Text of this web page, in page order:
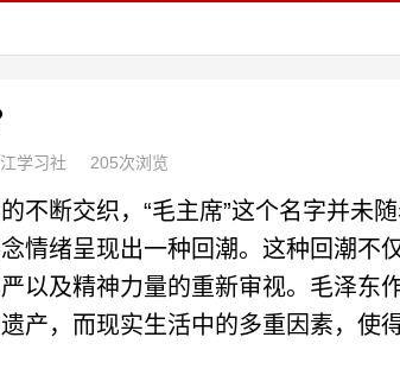
学习社 205次浏览
断交织，“毛主席”这个名字并未
情绪呈现出一种回潮。这种回潮不
以及精神力量的重新审视。毛泽东
产，而现实生活中的多重因素，使